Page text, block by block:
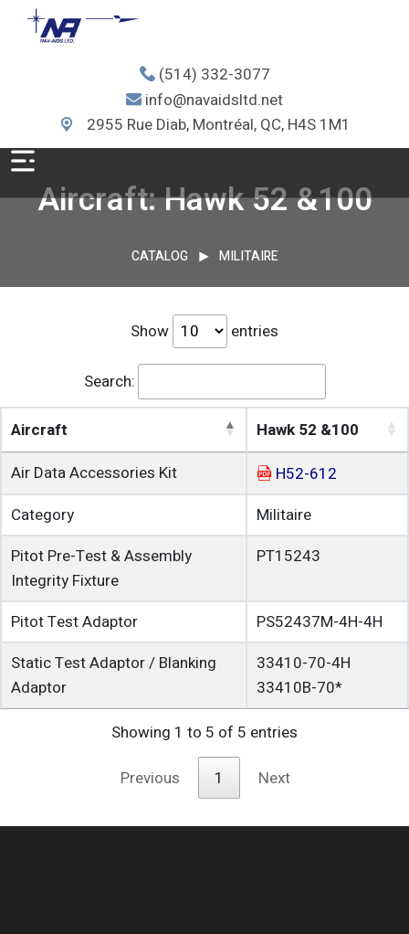
(514) 332-3077
info@navaidsltd.net
2955 Rue Diab, Montréal, QC, H4S 1M1
Aircraft: Hawk 52 &100
CATALOG MILITAIRE
Show entries
Search:
Aircraft
Hawk 52 &100
Air Data Accessories Kit
H52-612
Category
Militaire
Pitot Pre-Test & Assembly
Integrity Fixture
PT15243
Pitot Test Adaptor
PS52437M-4H-4H
Static Test Adaptor / Blanking
Adaptor
33410-70-4H
33410B-70*
Showing 1 to 5 of 5 entries
Previous
1 Next